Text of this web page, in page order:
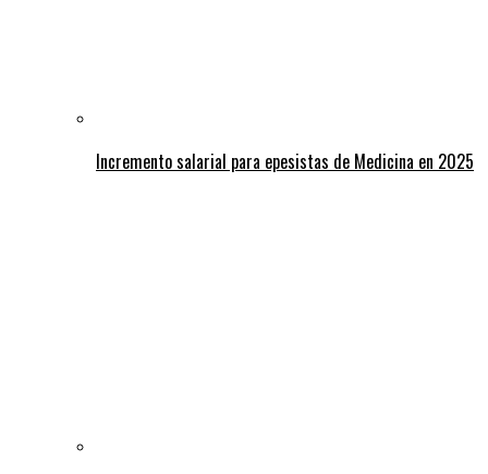
Incremento salarial para epesistas de Medicina en 2025